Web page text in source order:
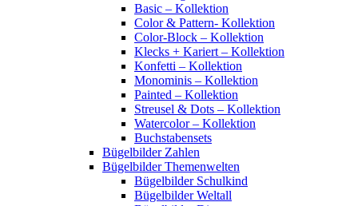
Basic – Kollektion
Color & Pattern- Kollektion
Color-Block – Kollektion
Klecks + Kariert – Kollektion
Konfetti – Kollektion
Monominis – Kollektion
Painted – Kollektion
Streusel & Dots – Kollektion
Watercolor – Kollektion
Buchstabensets
Bügelbilder Zahlen
Bügelbilder Themenwelten
Bügelbilder Schulkind
Bügelbilder Weltall